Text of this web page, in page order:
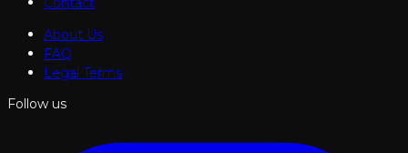
About Us
FAQ
Legal Terms
Follow us